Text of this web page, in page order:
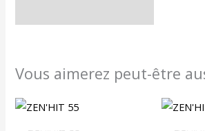
Vous aimerez peut-être